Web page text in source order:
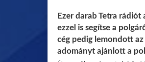
Ezer darab Tetra
ezzel is segítse a
cég pedig lemondott
adományt ajánlott a